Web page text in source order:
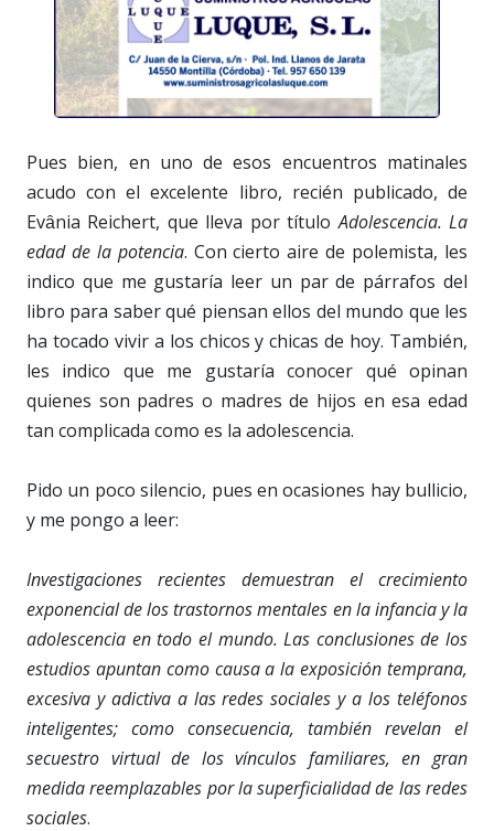
Pues bien, en uno de esos encuentros matinales
acudo con el excelente libro, recién publicado, de
Evȃnia Reichert, que lleva por títuloAdolescencia. La
edad de la potencia. Con cierto aire de polemista, les
indico que me gustaría leer un par de párrafos del
libro para saber qué piensan ellos del mundo que les
ha tocado vivir a los chicos y chicas de hoy. También,
les indico que me gustaría conocer qué opinan
quienes son padres o madres de hijos en esa edad
tan complicada como es la adolescencia.
Pido un poco silencio, pues en ocasiones hay bullicio,
y me pongo a leer:
Investigaciones recientes demuestran el crecimiento
exponencial de los trastornos mentales en la infancia y la
adolescencia en todo el mundo. Las conclusiones de los
estudios apuntan como causa a la exposición temprana,
excesiva y adictiva a las redes sociales y a los teléfonos
inteligentes; como consecuencia, también revelan el
secuestro virtual de los vínculos familiares, en gran
medida reemplazables por la superficialidad de las redes
sociales.